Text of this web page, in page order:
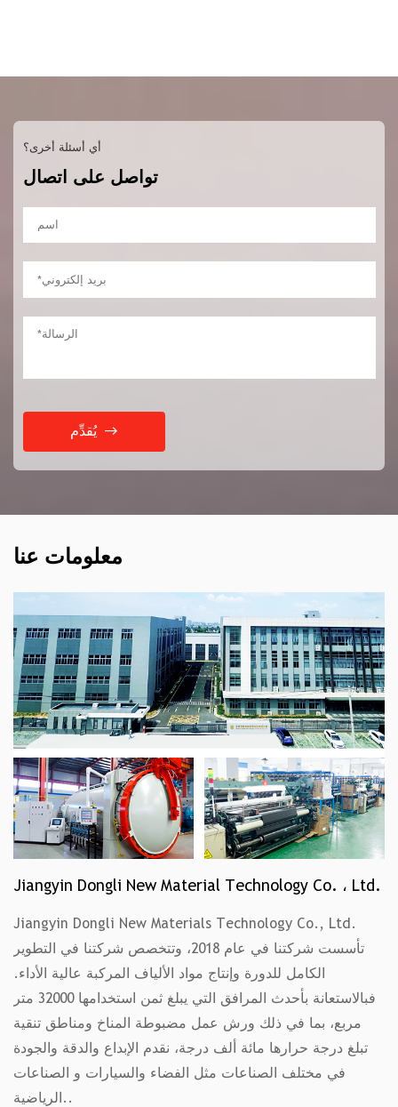
أي أسئلة أخرى؟
تواصل على اتصال
يُقدِّم
معلومات عنا
Jiangyin Dongli New Material Technology Co. ، Ltd.
Jiangyin Dongli New Materials Technology Co., Ltd.
تأسست شركتنا في عام 2018، وتتخصص شركتنا في التطوير
الكامل للدورة وإنتاج مواد الألياف المركبة عالية الأداء.
فبالاستعانة بأحدث المرافق التي يبلغ ثمن استخدامها 32000 متر
مربع، بما في ذلك ورش عمل مضبوطة المناخ ومناطق تنقية
تبلغ درجة حرارها مائة ألف درجة، نقدم الإبداع والدقة والجودة
في مختلف الصناعات مثل الفضاء والسيارات و الصناعات
الرياضية..